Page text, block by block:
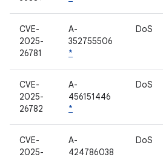
CVE-
2025-
26781
A-
352755506
*
DoS
CVE-
2025-
26782
A-
456151446
*
DoS
CVE-
2025-
A-
424786038
DoS